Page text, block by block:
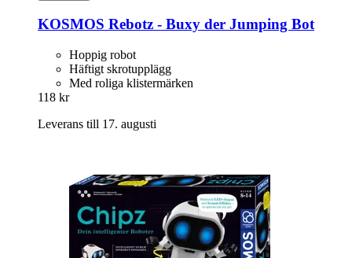
KOSMOS Rebotz -​ Buxy der Jumping Bot
Hoppig robot
Häftigt skrotupplägg
Med roliga klistermärken
118 kr
Leverans till 17. augusti